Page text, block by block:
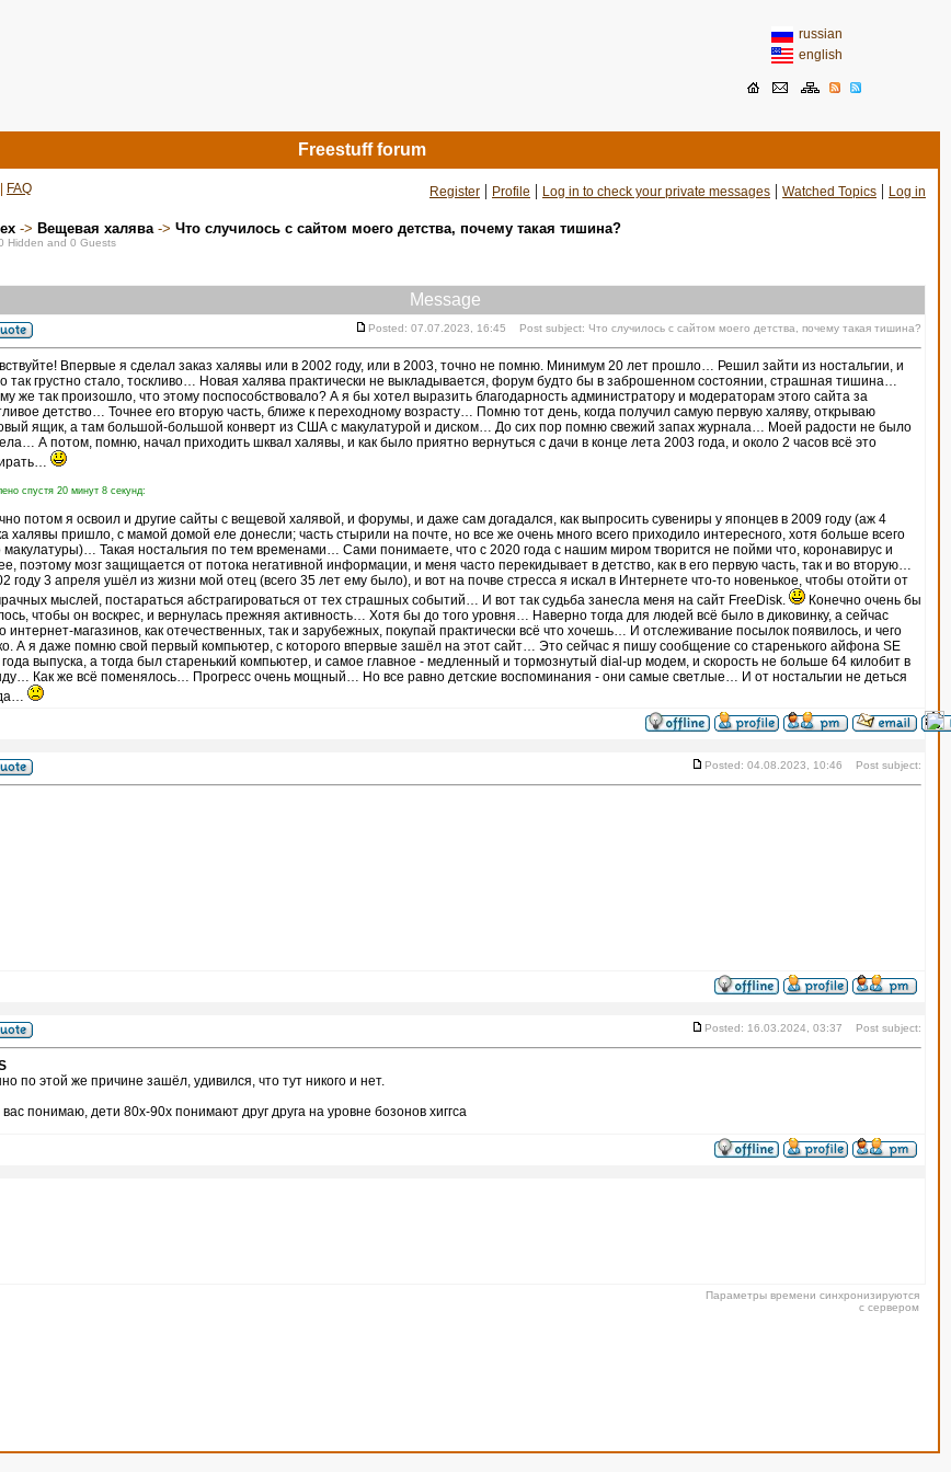
russian
english
Freestuff forum
FAQ Register | Profile | Log in to check your private messages | Watched Topics | Log in
-> Вещевая халява-> Что случилось с сайтом моего детства, почему такая тишина?
Hidden and 0 Guests
Message
Posted: 07.07.2023, 16:45 Post subject: Что случилось с сайтом моего детства, почему такая тишина?
Впервые я сделал заказ халявы или в 2002 году, или в 2003, точно не помню. Минимум 20 лет прошло… Решил зайти из ностальгии, и
так грустно стало, тоскливо… Новая халява практически не выкладывается, форум будто бы в заброшенном состоянии, страшная тишина…
же так произошло, что этому поспособствовало? А я бы хотел выразить благодарность администратору и модераторам этого сайта за
детство… Точнее его вторую часть, ближе к переходному возрасту… Помню тот день, когда получил самую первую халяву, открываю
ящик, а там большой-большой конверт из США с макулатурой и диском… До сих пор помню свежий запах журнала… Моей радости не было
А потом, помню, начал приходить шквал халявы, и как было приятно вернуться с дачи в конце лета 2003 года, и около 2 часов всё это
спустя 20 минут 8 секунд:
потом я освоил и другие сайты с вещевой халявой, и форумы, и даже сам догадался, как выпросить сувениры у японцев в 2009 году (аж 4
халявы пришло, с мамой домой еле донесли; часть стырили на почте, но все же очень много всего приходило интересного, хотя больше всего
Такая ностальгия по тем временами… Сами понимаете, что с 2020 года с нашим миром творится не пойми что, коронавирус и
поэтому мозг защищается от потока негативной информации, и меня часто перекидывает в детство, как в его первую часть, так и во вторую…
году 3 апреля ушёл из жизни мой отец (всего 35 лет ему было), и вот на почве стресса я искал в Интернете что-то новенькое, чтобы отойти от
мыслей, постараться абстрагироваться от тех страшных событий… И вот так судьба занесла меня на сайт FreeDisk.
Конечно очень бы
чтобы он воскрес, и вернулась прежняя активность… Хотя бы до того уровня… Наверно тогда для людей всё было в диковинку, а сейчас
интернет-магазинов, как отечественных, так и зарубежных, покупай практически всё что хочешь… И отслеживание посылок появилось, и чего
А я даже помню свой первый компьютер, с которого впервые зашёл на этот сайт… Это сейчас я пишу сообщение со старенького айфона SE
выпуска, а тогда был старенький компьютер, и самое главное - медленный и тормознутый dial-up модем, и скорость не больше 64 килобит в
Как же всё поменялось… Прогресс очень мощный… Но все равно детские воспоминания - они самые светлые… И от ностальгии не деться
Posted: 04.08.2023, 10:46 Post subject:
Posted: 16.03.2024, 03:37 Post subject:
по этой же причине зашёл, удивился, что тут никого и нет.
вас понимаю, дети 80х-90х понимают друг друга на уровне бозонов хиггса
Параметры времени синхронизируются
с сервером